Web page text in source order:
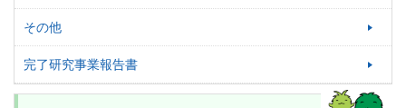
その他
完了研究事業報告書